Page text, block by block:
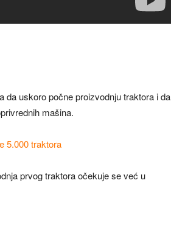
da uskoro počne proizvodnju traktora i da
mašina.
5.000 traktora
prvog traktora očekuje se već u